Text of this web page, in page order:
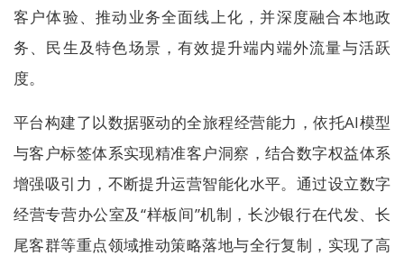
客户体验、推动业务全面线上化，并深度融合本地政
务、民生及特色场景，有效提升端内端外流量与活跃
度。
平台构建了以数据驱动的全旅程经营能力，依托AI模型
与客户标签体系实现精准客户洞察，结合数字权益体系
增强吸引力，不断提升运营智能化水平。通过设立数字
经营专营办公室及“样板间”机制，长沙银行在代发、长
尾客群等重点领域推动策略落地与全行复制，实现了高